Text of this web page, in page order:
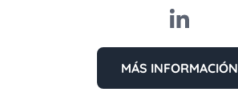
MÁS INFORMACIÓN